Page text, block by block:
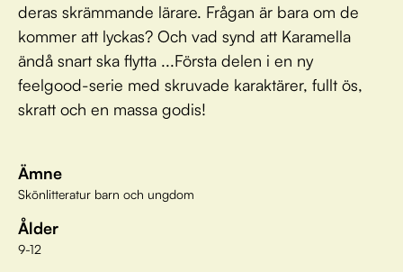
deras skrämmande lärare. Frågan är bara om de
kommer att lyckas? Och vad synd att Karamella
ändå snart ska flytta ...Första delen i en ny
feelgood-serie med skruvade karaktärer, fullt ös,
skratt och en massa godis!
Ämne
Skönlitteratur barn och ungdom
Ålder
9-12